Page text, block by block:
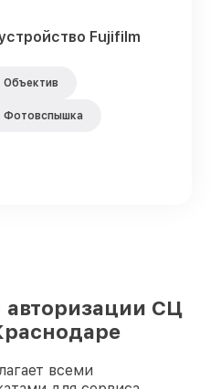
Fujifilm
Объектив
Фотовспышка
СЦ
всеми